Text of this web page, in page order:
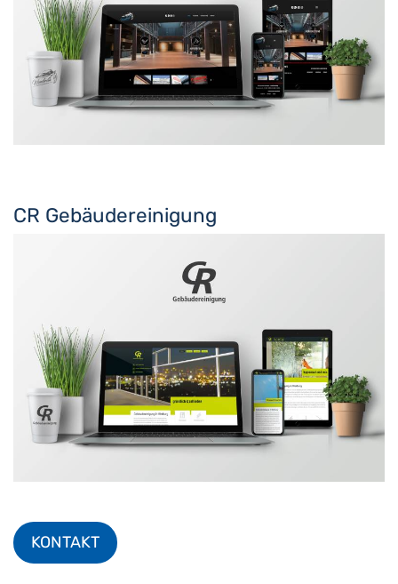
CR Gebäudereinigung
KONTAKT